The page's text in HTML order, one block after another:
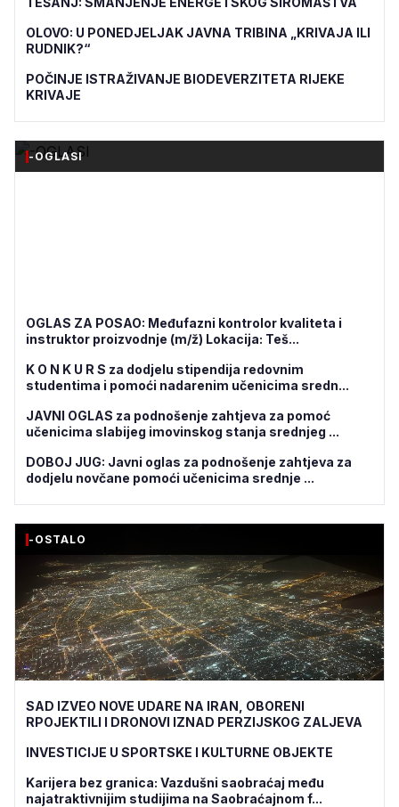
OLOVO: U PONEDJELJAK JAVNA TRIBINA „KRIVAJA ILI
RUDNIK?“
POČINJE ISTRAŽIVANJE BIODEVERZITETA RIJEKE
KRIVAJE
-OGLASI
OGLAS ZA POSAO: Međufazni kontrolor kvaliteta i
instruktor proizvodnje (m/ž) Lokacija: Teš...
K O N K U R S za dodjelu stipendija redovnim
studentima i pomoći nadarenim učenicima sredn...
JAVNI OGLAS za podnošenje zahtjeva za pomoć
učenicima slabijeg imovinskog stanja srednjeg ...
DOBOJ JUG: Javni oglas za podnošenje zahtjeva za
dodjelu novčane pomoći učenicima srednje ...
-OSTALO
SAD IZVEO NOVE UDARE NA IRAN, OBORENI
RPOJEKTILI I DRONOVI IZNAD PERZIJSKOG ZALJEVA
INVESTICIJE U SPORTSKE I KULTURNE OBJEKTE
Karijera bez granica: Vazdušni saobraćaj među
najatraktivnijim studijima na Saobraćajnom f...